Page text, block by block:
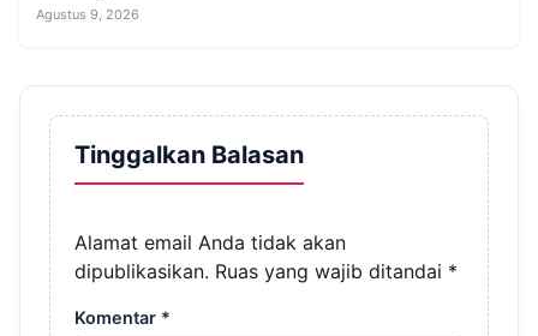
Agustus 9, 2026
Tinggalkan Balasan
Alamat email Anda tidak akan
dipublikasikan. Ruas yang wajib ditandai *
Komentar *